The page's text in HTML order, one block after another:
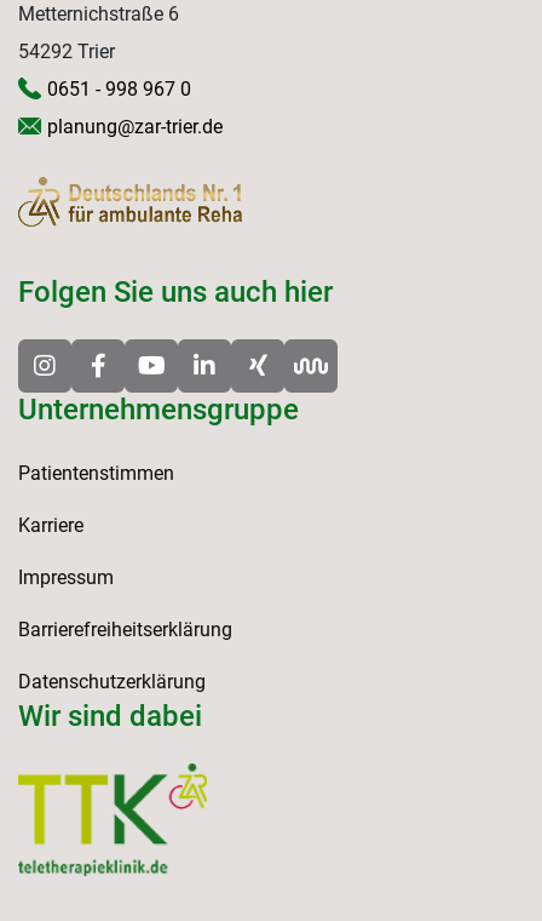
Unternehmensgruppe
Patientenstimmen
Karriere
Impressum
Barrierefreiheitserklärung
Datenschutzerklärung
Metternichstraße 6
54292 Trier
0651 - 998 967 0
planung@zar-trier.de
Folgen Sie uns auch hier
Wir sind dabei